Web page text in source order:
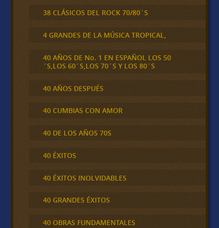
38 CLÁSICOS DEL ROCK 70/80´S
4 GRANDES DE LA MÚSICA TROPICAL,
40 AÑOS DE No. 1 EN ESPAÑOL LOS 50
´S,LOS 60´S,LOS 70´S Y LOS 80´S
40 AÑOS DESPUÉS
40 CUMBIAS CON AMOR
40 DE LOS AÑOS 70S
40 ÉXITOS
40 ÉXITOS INOLVIDABLES
40 GRANDES ÉXITOS
40 OBRAS FUNDAMENTALES